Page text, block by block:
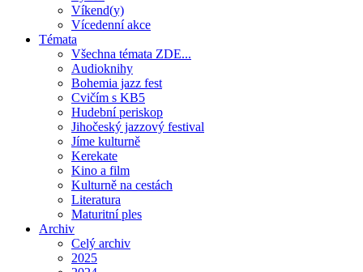
Víkend(y)
Vícedenní akce
Témata
Všechna témata ZDE...
Audioknihy
Bohemia jazz fest
Cvičím s KB5
Hudební periskop
Jihočeský jazzový festival
Jíme kulturně
Kerekate
Kino a film
Kulturně na cestách
Literatura
Maturitní ples
Archiv
Celý archiv
2025